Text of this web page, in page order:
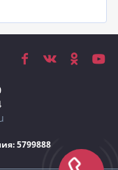
и измерение
воздуха;
5799888